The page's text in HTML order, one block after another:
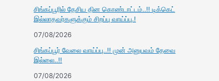
சிங்கப்பூரில் தேசிய தின கொண்டாட்டம்..!! டிக்கெட்
இல்லாதவர்களுக்கும் சிறப்பு வாய்ப்பு.!
07/08/2026
சிங்கப்பூர் வேலை வாய்ப்பு..!! முன் அனுபவம் தேவை
இல்லை..!!
07/08/2026